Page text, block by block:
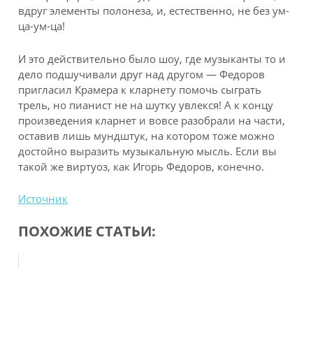
вдруг элементы полонеза, и, естественно, не без ум-
ца-ум-ца!
И это действительно было шоу, где музыканты то и
дело подшучивали друг над другом — Федоров
пригласил Крамера к кларнету помочь сыграть
трель, но пианист не на шутку увлекся! А к концу
произведения кларнет и вовсе разобрали на части,
оставив лишь мундштук, на котором тоже можно
достойно выразить музыкальную мысль. Если вы
такой же виртуоз, как Игорь Федоров, конечно.
Источник
ПОХОЖИЕ СТАТЬИ: